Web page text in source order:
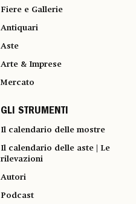
Fiere e Gallerie
Antiquari
Aste
Arte & Imprese
Mercato
GLI STRUMENTI
Il calendario delle mostre
Il calendario delle aste | Le
rilevazioni
Autori
Podcast